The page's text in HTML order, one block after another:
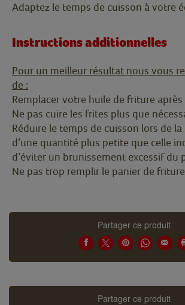
Adaptez le temps de cuisson à votre
Instructions additionnelles
Pour un meilleur résultat nous vous
de :
Remplacer votre huile de friture
Ne pas cuire les frites plus que
Réduire le temps de cuisson lors de
d’une quantité plus petite que celle
d’éviter un brunissement excessif du
Ne pas trop remplir le panier de
Partager ce produit
Partager ce produit